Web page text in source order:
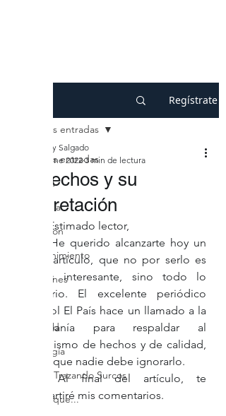
Regístrate
Todas las entradas
Ecología
Economía
Educación
Entretenimiento
Reflexiones
Sociedad
Tecnología
Debate Trazando Surcos
¿Sabías que...
Todas las entradas
Los hechos y su
interpretación
Tony Salgado
17 ene 2022 3 min de lectura
	Estimado lector,
breve artículo, que no por serlo es
menos interesante, sino todo lo
contrario. El excelente periódico
español El País hace un llamado a la
ciudadanía para respaldar al
periodismo de hechos y de calidad,
y creo que nadie debe ignorarlo.
	Al final del artículo, te
compartiré mis comentarios.